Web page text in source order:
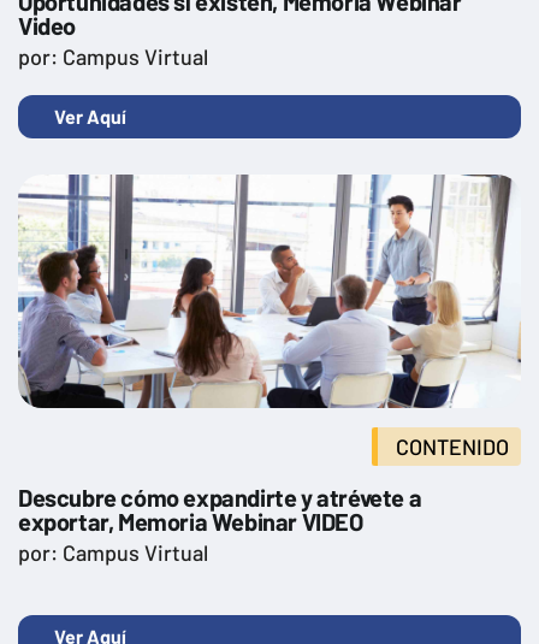
Transformación digital en la empresa
Video
por: Campus Virtual
Ver Aquí
CONTENIDO
Descubre cómo expandirte y atrévete a
exportar, Memoria Webinar VIDEO
por: Campus Virtual
Ver Aquí